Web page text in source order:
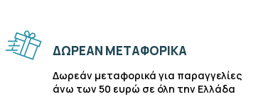
ΔΩΡΕΑΝ ΜΕΤΑΦΟΡΙΚΑ
Δωρεάν μεταφορικά για παραγγελίες
άνω των 50 ευρώ σε όλη την Ελλάδα